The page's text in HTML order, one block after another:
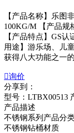
【产品名称】乐图
100KG/M 【产品规
【产品特点】GS
用途】游乐场、儿
获得八大功能之一
询价
分享到：
型号：LTBX00513
产品描述
不锈钢系列产品分
不锈钢钻桶材质